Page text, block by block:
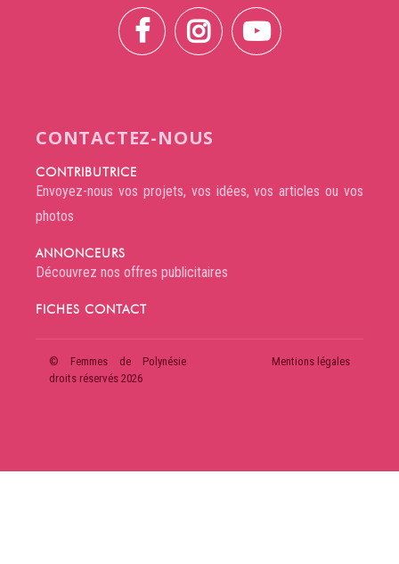
CONTACTEZ-NOUS
CONTRIBUTRICE
Envoyez-nous vos projets, vos idées, vos articles ou vos
photos
ANNONCEURS
Découvrez nos offres publicitaires
FICHES CONTACT
© Femmes de Polynésie
droits réservés 2026
Mentions légales